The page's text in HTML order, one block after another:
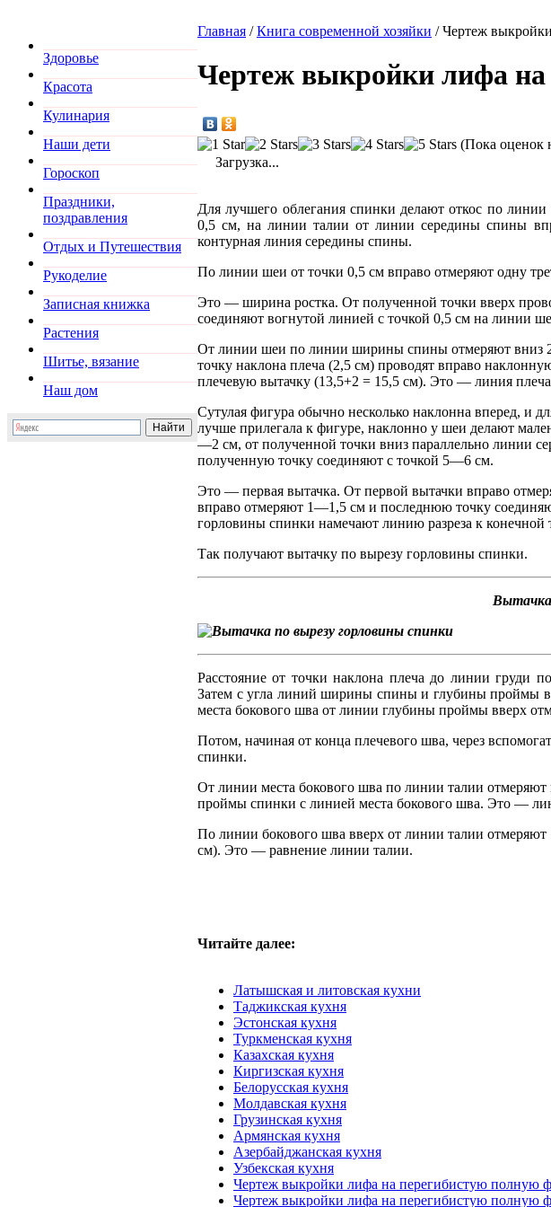
Здоровье
Красота
Кулинария
Наши дети
Гороскоп
Праздники,
поздравления
Отдых и Путешествия
Рукоделие
Записная книжка
Растения
Шитье, вязание
Наш дом
Главная /Книга современной хозяйки /Чертеж
Чертеж выкройки лифа
(Пока оценок
Загрузка...
Для лучшего облегания спинки делают откос по
0,5 см, на линии талии от линии середины спины
контурная линия середины спины.
По линии шеи от точки 0,5 см вправо отмеряют одну
Это — ширина ростка. От полученной точки вверх
соединяют вогнутой линией с точкой 0,5 см на линии
От линии шеи по линии ширины спины отмеряют вниз
точку наклона плеча (2,5 см) проводят вправо
плечевую вытачку (13,5+2 = 15,5 см). Это — линия
Сутулая фигура обычно несколько наклонна вперед, и
лучше прилегала к фигуре, наклонно у шеи делают
—2 см, от полученной точки вниз параллельно линии
полученную точку соединяют с точкой 5—6 см.
Это — первая вытачка. От первой вытачки вправо
вправо отмеряют 1—1,5 см и последнюю точку
горловины спинки намечают линию разреза к
Так получают вытачку по вырезу горловины спинки.
Вытачка
Расстояние от точки наклона плеча до линии груди
Затем с угла линий ширины спины и глубины проймы
места бокового шва от линии глубины проймы вверх
Потом, начиная от конца плечевого шва, через
спинки.
От линии места бокового шва по линии талии
проймы спинки с линией места бокового шва. Это —
По линии бокового шва вверх от линии талии
см). Это — равнение линии талии.
Читайте далее:
Латышская и литовская кухни
Таджикская кухня
Эстонская кухня
Туркменская куxня
Казахская куxня
Киргизская кухня
Белорусская кухня
Молдавская кухня
Грузинская кухня
Армянская кухня
Азербайджанская кухня
Узбекская кухня
Чертеж выкройки лифа на перегибистую полную
Чертеж выкройки лифа на перегибистую полную